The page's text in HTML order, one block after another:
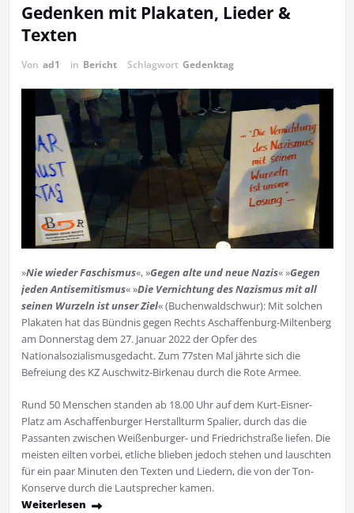
Gedenken mit Plakaten, Lieder &
Texten
Von ad1 in Bericht Schlagwort Gedenktag
»Nie wie­der Fa­schis­mus«, »Ge­gen al­te und neue Na­zis« »Ge­gen
jeden Antisemitismus« »Die Vernichtung des Na­zismus mit all
seinen Wurzeln ist unser Ziel« (Buchenwaldschwur): Mit solchen
Pla­ka­ten hat das Bünd­nis ge­gen Rechts Aschaf­fen­burg-Mil­ten­berg
am Donnerstag dem 27. Januar 2022 der Opfer des
Nationalsozialismusgedacht. Zum 77sten Mal jährte sich die
Befreiung des KZ Au­sch­witz-Bir­kenau durch die Ro­te Ar­mee.
Rund 50 Menschen standen ab 18.00 Uhr auf dem Kurt-Eisner-
Platz am Aschaffenburger Herstallturm Spalier, durch das die
Passanten zwischen Weißenburger- und Friedrichstraße liefen. Die
meisten eilten vorbei, etliche blieben jedoch stehen und lauschten
für ein paar Minuten den Texten und Liedern, die von der Ton-
Konserve durch die Lautsprecher kamen.
Weiterlesen